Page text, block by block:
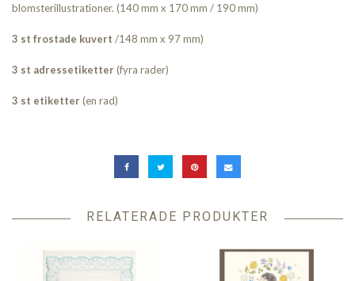
blomsterillustrationer. (140 mm x 170 mm / 190 mm)
3 st frostade kuvert /148 mm x 97 mm)
3 st adressetiketter(fyra rader)
3 st etiketter(en rad)
RELATERADE PRODUKTER